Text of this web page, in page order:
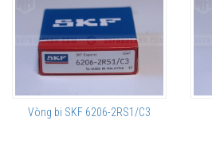
Vòng bi SKF 6206-2RS1/C3